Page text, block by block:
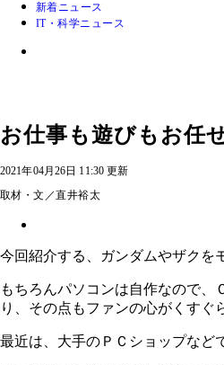
新着ニュース
IT・科学ニュース
お仕事も遊びもお任
2021年04月26日 11:30 更新
取材・文／直井裕太
今回紹介する、ガンダムやザクを
もちろんパソコンは自作なので
り、その点もファンの心がくすぐ
最近は、大手のＰＣショップな